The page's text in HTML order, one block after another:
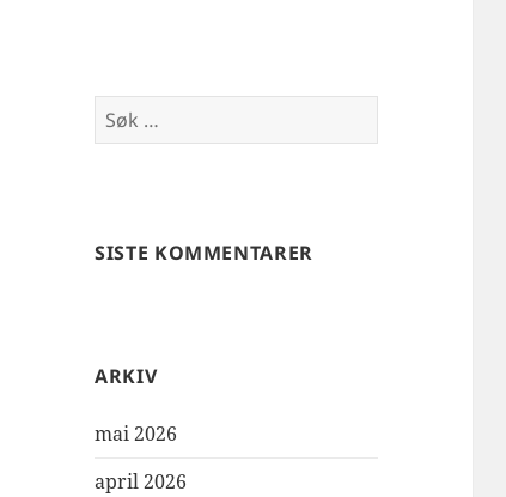
Søk
etter:
SISTE KOMMENTARER
ARKIV
mai 2026
april 2026